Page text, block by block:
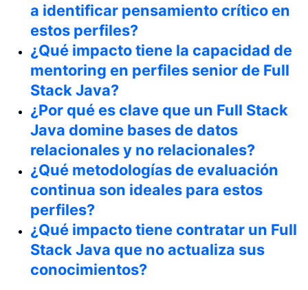
a identificar pensamiento crítico en
estos perfiles?
¿Qué impacto tiene la capacidad de
mentoring en perfiles senior de Full
Stack Java?
¿Por qué es clave que un Full Stack
Java domine bases de datos
relacionales y no relacionales?
¿Qué metodologías de evaluación
continua son ideales para estos
perfiles?
¿Qué impacto tiene contratar un Full
Stack Java que no actualiza sus
conocimientos?